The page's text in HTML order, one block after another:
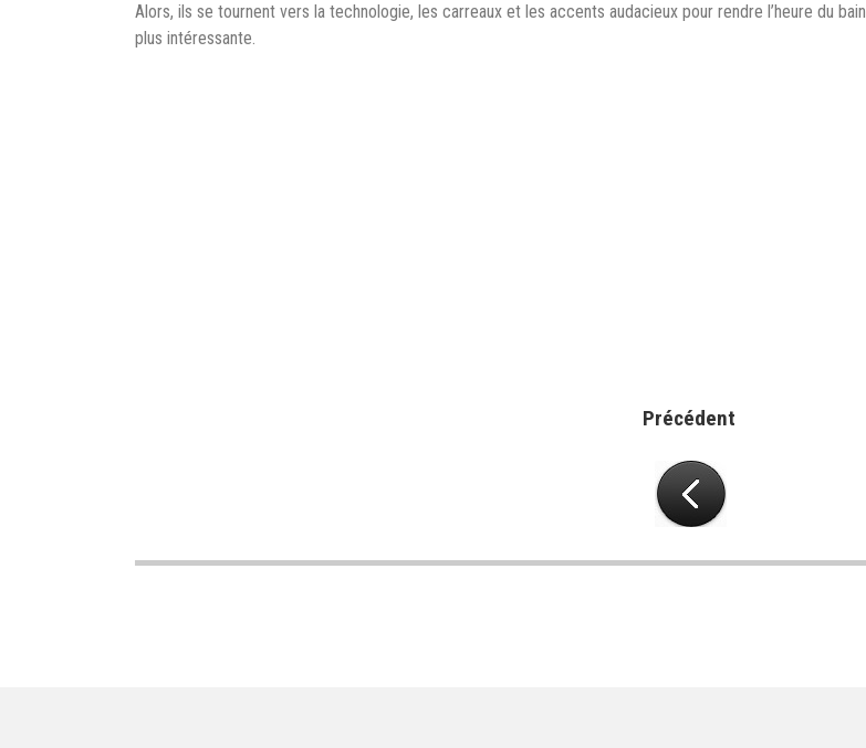
Alors, ils se tournent vers la technologie, les carreaux et les accents audacieux pour rendre l’heure du bain
plus intéressante.
Précédent